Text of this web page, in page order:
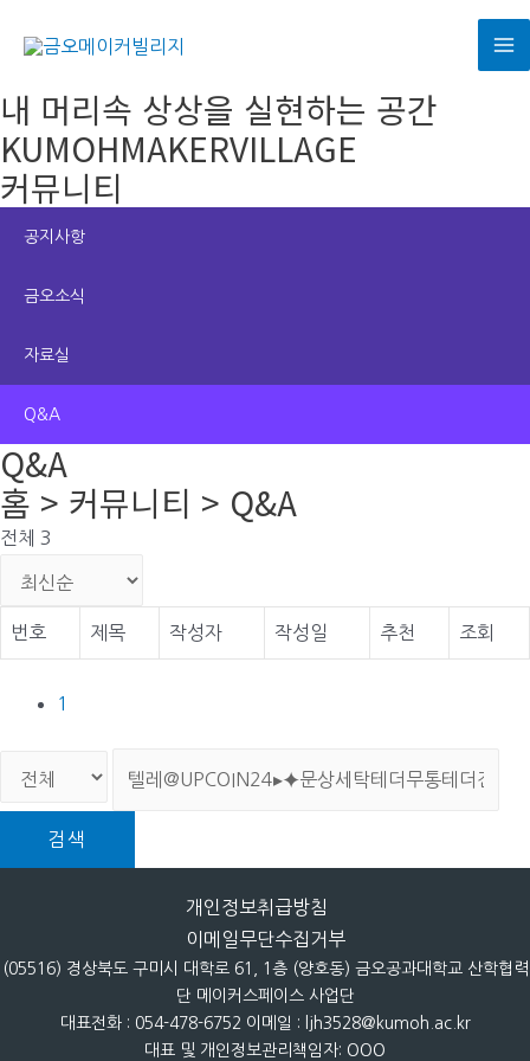
로
건
너
뛰
내 머리속 상상을 실현하는 공간
KUMOHMAKERVILLAGE
커뮤니티
공지사항
금오소식
자료실
Q&A
Q&A
홈 > 커뮤니티 > Q&A
전체 3
번호 제목 작성자 작성일 추천 조회
1
검색
개인정보취급방침
이메일무단수집거부
(05516) 경상북도 구미시 대학로 61, 1층 (양호동) 금오공과대학교 산학협력
단 메이커스페이스 사업단
대표전화 : 054-478-6752 이메일 : ljh3528@kumoh.ac.kr
대표 및 개인정보관리책임자: OOO